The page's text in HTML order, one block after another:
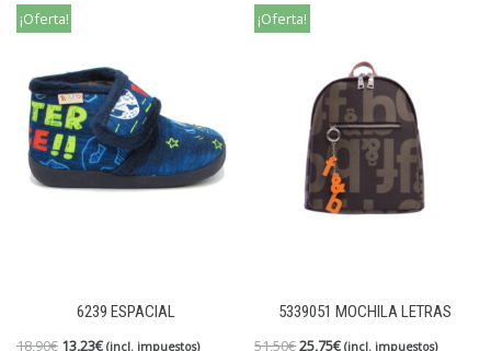
¡Oferta!
6239 ESPACIAL
18,90€ 13,23€ (incl. impuestos)
¡Oferta!
5339051 MOCHILA LETRAS
51,50€25,75€ (incl. impuestos)